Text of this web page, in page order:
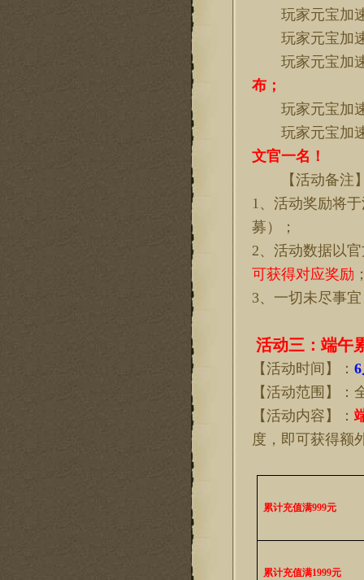
玩家元宝加
玩家元宝加
玩家元宝加
布；
玩家元宝加
玩家元宝加
文官一名！
【活动备注
1、活动奖励将
募）；
2、活动数据以
可获得对应奖励
3、一切未尽事
活动三 ： 端午
【活动时间】： 6
【活动范围】：
【活动内容】：
度，即可获得额
累计充值满999元
累计充值满1999元